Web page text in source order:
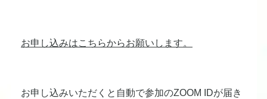
お申し込みはこちらからお願いします。
お申し込みいただくと自動で参加のZOOM IDが届き